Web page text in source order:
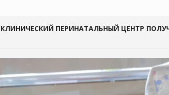
ПЕРИНАТАЛЬНЫЙ ЦЕНТР